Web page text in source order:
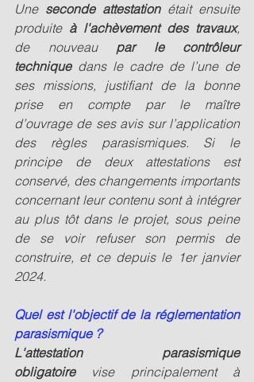
Une seconde attestation était ensuite
produite à l'achèvement des travaux,
de nouveau par le contrôleur
technique dans le cadre de l’une de
ses missions, justifiant de la bonne
prise en compte par le maître
d’ouvrage de ses avis sur l’application
des règles parasismiques. Si le
principe de deux attestations est
conservé, des changements importants
concernant leur contenu sont à intégrer
au plus tôt dans le projet, sous peine
de se voir refuser son permis de
construire, et ce depuis le 1er janvier
2024.
Quel est l'objectif de la réglementation
parasismique ?
L'attestation parasismique
obligatoire vise principalement à